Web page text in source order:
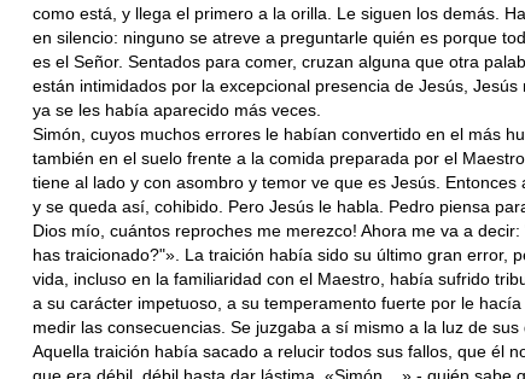
como está, y llega el primero a la orilla. Le siguen los demás.
en silencio: ninguno se atreve a preguntarle quién es porque
es el Señor. Sentados para comer, cruzan alguna que otra
están intimidados por la excepcional presencia de Jesús, Jesús
ya se les había aparecido más veces.
Simón, cuyos muchos errores le habían con­vertido en el más
también en el suelo frente a la comida preparada por el
tiene al lado y con asombro y te­mor ve que es Jesús. Entonces
y se queda así, cohibido. Pero Jesús le habla. Pe­dro piensa
Dios mío, cuán­tos reproches me merezco! Ahora me va a
has traicionado?"». La traición ha­bía sido su último gran error,
vida, incluso en la familiaridad con el Maestro, había sufrido
a su carácter impe­tuoso, a su temperamento fuerte por le hacía
medir las consecuencias. Se juzgaba a sí mismo a la luz de sus
Aquella trai­ción había sacado a relucir todos sus fallos, que él
que era débil, débil hasta dar lástima. «Simón... » - quién sabe